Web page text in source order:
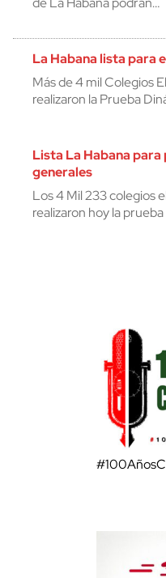
La Habana lista para
Más de 4 mil Colegios
realizaron la Prueba
Lista La Habana
generales
Los 4 Mil 233 colegios
realizaron hoy la